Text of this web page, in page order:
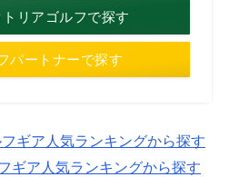
トリアゴルフで探す
パートナーで探す
フギア人気ランキングから探す
ギア人気ランキングから探す